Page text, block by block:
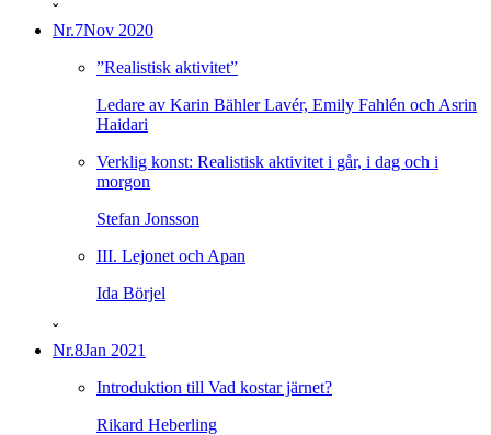
ˇ
Nr.7Nov 2020
”Realistisk aktivitet”
Ledare av Karin Bähler Lavér, Emily Fahlén och Asrin
Haidari
Verklig konst: Realistisk aktivitet i går, i dag och i
morgon
Stefan Jonsson
III. Lejonet och Apan
Ida Börjel
ˇ
Nr.8Jan 2021
Introduktion till Vad kostar järnet?
Rikard Heberling